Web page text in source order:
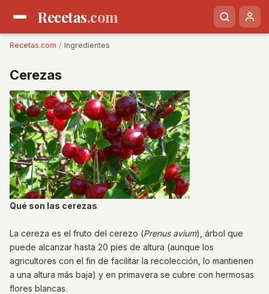
Recetas.com
Recetas.com / Ingredientes
Cerezas
Qué son las cerezas
La cereza es el fruto del cerezo (Prenus avium), árbol que
puede alcanzar hasta 20 pies de altura (aunque los
agricultores con el fin de facilitar la recolección, lo mantienen
a una altura más baja) y en primavera se cubre con hermosas
flores blancas.